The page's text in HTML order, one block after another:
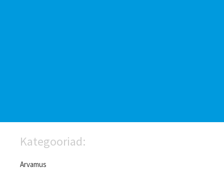
Kategooriad:
Arvamus